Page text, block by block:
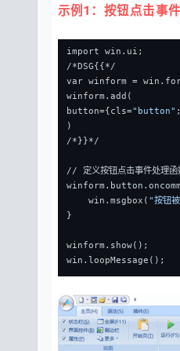
示例1：按钮点击事
import win.ui;
/*DSG{{*/
var winform =
winform.add(
button={cls="button"
)
/*}}*/
// 定义按钮点击事件处理函
win.msgbox( "按钮
}
winform.show();
win.loopMessage();